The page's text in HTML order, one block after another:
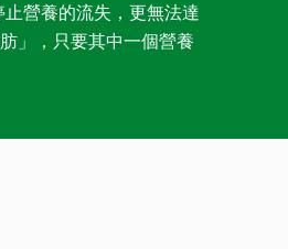
營養的流失，更無法達
」，只要其中一個營養